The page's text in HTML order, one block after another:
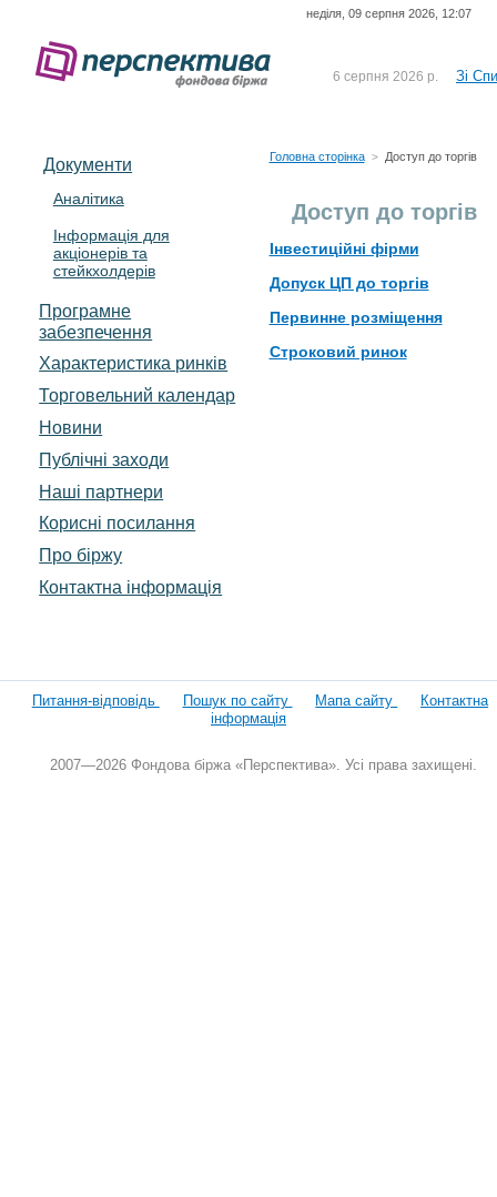
неділя, 09 серпня 2026, 12:07
6 серпня 2026 р. Зі
5 серпня 2026 р.
Зі
відсоткова електронна
6 серпня 2026 р.
Документи
Аналітика
Інформація для
акціонерів та
стейкхолдерів
Програмне
забезпечення
Характеристика pинків
Торговельний календар
Новини
Публічні заходи
Наші партнери
Корисні посилання
Про біржу
Контактна інформація
Головна сторінка > Доступ до торгів
Доступ до торгів
Інвестиційні фірми
Допуск ЦП до торгів
Первинне розміщення
Строковий ринок
Питання-відповідь Пошук по сайту Мапа сайту
Контактна
інформація
2007—2026 Фондова біржа «Перспектива». Усі права захищені.